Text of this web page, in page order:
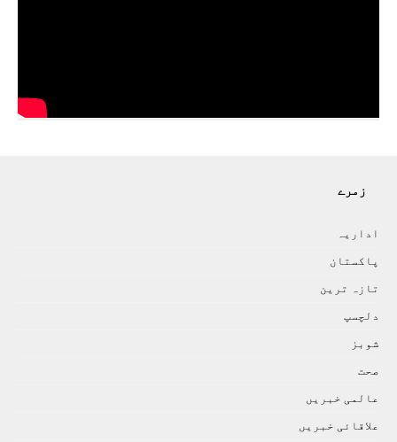
زمرے
اداريہ
پاکستان
تازہ ترين
دلچسپ
شوبز
صحت
عالمی خبريں
علاقائی خبريں